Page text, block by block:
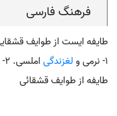
فرهنگ فارسی
طایفه ایست از طوایف
۱- نرمی و
لغزندگیاملسی. ۲- بی نقشی سادگی.۳- همواری مسطحی.
طایفه از طوایف قشقائی